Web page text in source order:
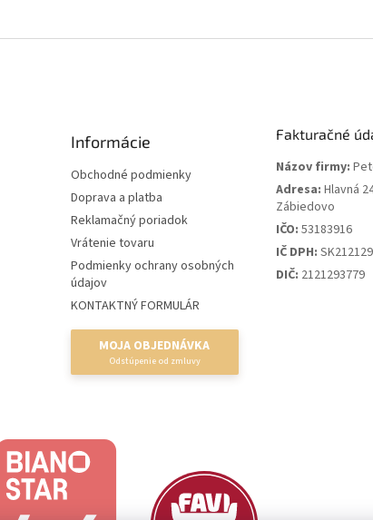
Informácie
Obchodné podmienky
Doprava a platba
Reklamačný poriadok
Vrátenie tovaru
Podmienky ochrany osobných
údajov
KONTAKTNÝ FORMULÁR
MOJA OBJEDNÁVKA
Fakturačné
Názov firmy:
Adresa: Hlavná
Zábiedovo
IČO: 53183916
IČ DPH:
DIČ: 2121293779